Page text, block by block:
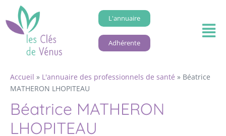
L'annuaire
Adhérente
Accueil » L'annuaire des professionnels de santé » Béatrice
MATHERON LHOPITEAU
Béatrice MATHERON
LHOPITEAU